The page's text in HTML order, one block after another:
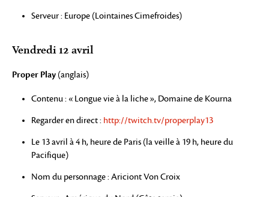
Serveur : Europe (Lointaines Cimefroides)
Vendredi 12 avril
Proper Play (anglais)
Contenu : « Longue vie à la liche », Domaine de Kourna
Regarder en direct : http://twitch.tv/properplay13
Le 13 avril à 4 h, heure de Paris (la veille à 19 h, heure du
Pacifique)
Nom du personnage : Ariciont Von Croix